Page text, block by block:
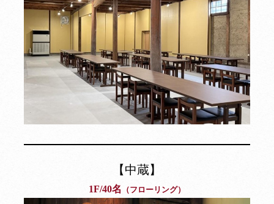
【中蔵】
1F/40名 （フローリング）